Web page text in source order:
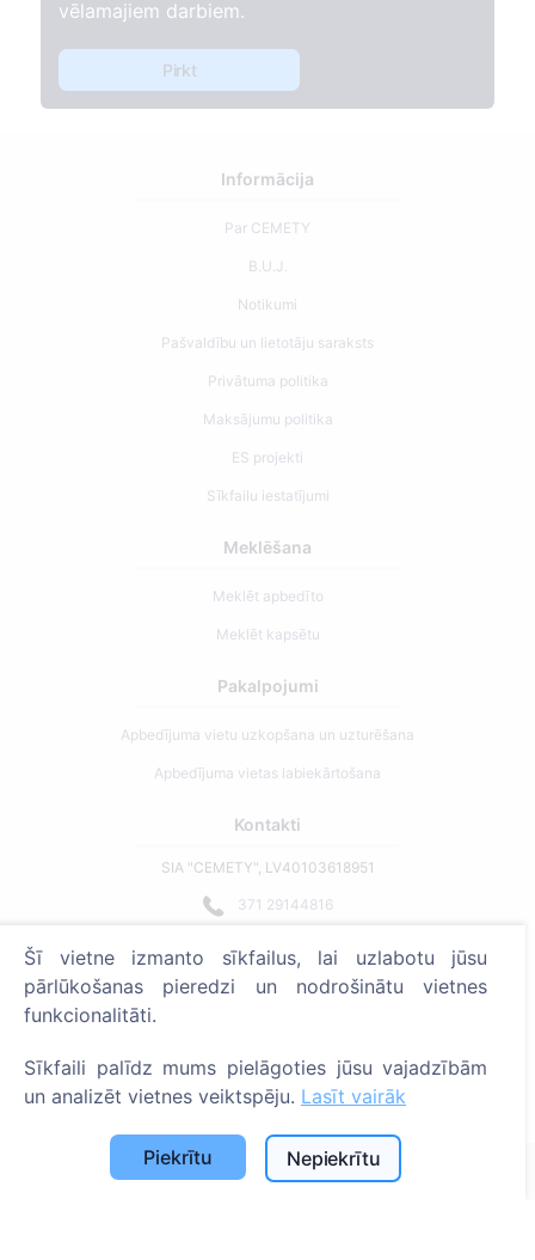
vēlamajiem darbiem.
Pirkt
Informācija
Par CEMETY
B.U.J.
Notikumi
Pašvaldību un lietotāju saraksts
Privātuma politika
Maksājumu politika
ES projekti
Sīkfailu iestatījumi
Meklēšana
Meklēt apbedīto
Meklēt kapsētu
Pakalpojumi
Apbedījuma vietu uzkopšana un uzturēšana
Apbedījuma vietas labiekārtošana
Kontakti
SIA "CEMETY", LV40103618951
371 29144816
Strādājam visā Latvijā!
Administratoriem
© 2013 - 2026 Cemety Visas tiesības aizsargātas
Privātuma politika un noteikumi.
Šī vietne izmanto sīkfailus, lai uzlabotu jūsu
pārlūkošanas pieredzi un nodrošinātu vietnes
funkcionalitāti.
Sīkfaili palīdz mums pielāgoties jūsu vajadzībām
un analizēt vietnes veiktspēju. Lasīt vairāk
Piekrītu Nepiekrītu